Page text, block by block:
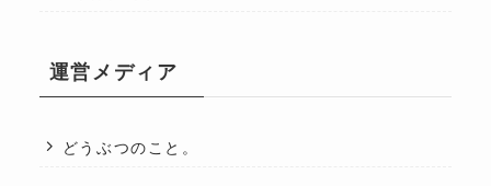
運営メディア
どうぶつのこと。